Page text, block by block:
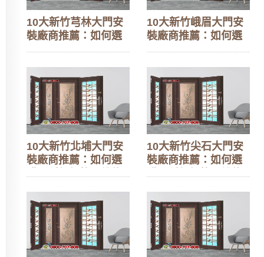
10大新竹芎林大門安
裝廠商推薦：如何選
購？種類價格、維修
10大新竹峨眉大門安
裝廠商推薦：如何選
購？種類價格、維修
10大新竹北埔大門安
裝廠商推薦：如何選
購？種類價格、維修
10大新竹尖石大門安
裝廠商推薦：如何選
購？種類價格、維修